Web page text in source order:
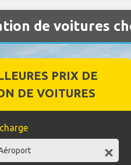
de voitures
PRIX DE
DE VOITURES